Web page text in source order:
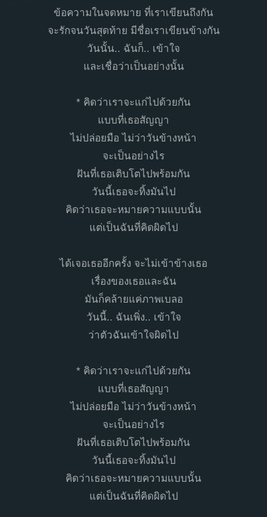
ข้อความในจดหมาย ที่เราเขียนถึงกัน
จะรักจนวันสุดท้าย มีชื่อเราเขียนข้างกัน
วันนั้น.. ฉันก็.. เข้าใจ
และเชื่อว่าเป็นอย่างนั้น
* คิดว่าเราจะแก่ไปด้วยกัน
แบบที่เธอสัญญา
ไม่ปล่อยมือ ไม่ว่าวันข้างหน้า
จะเป็นอย่างไร
ฝันที่เธอเติบโตไปพร้อมกัน
วันนี้เธอจะทิ้งมันไป
คิดว่าเธอจะหมายความแบบนั้น
แต่เป็นฉันที่คิดผิดไป
ได้เจอเธออีกครั้ง จะไม่เข้าข้างเธอ
เรื่องของเธอและฉัน
มันก็คล้ายแค่ภาพเบลอ
วันนี้.. ฉันเพิ่ง.. เข้าใจ
ว่าตัวฉันเข้าใจผิดไป
* คิดว่าเราจะแก่ไปด้วยกัน
แบบที่เธอสัญญา
ไม่ปล่อยมือ ไม่ว่าวันข้างหน้า
จะเป็นอย่างไร
ฝันที่เธอเติบโตไปพร้อมกัน
วันนี้เธอจะทิ้งมันไป
คิดว่าเธอจะหมายความแบบนั้น
แต่เป็นฉันที่คิดผิดไป